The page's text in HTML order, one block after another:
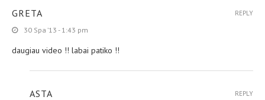
GRETA
30 Spa ’13 - 1:43 pm
daugiau video !! labai patiko !!
REPLY
ASTA REPLY